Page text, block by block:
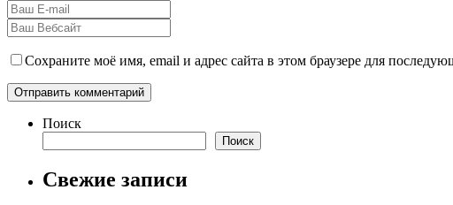
Сохраните моё имя, email и адрес сайта в этом браузере для
Поиск
Поиск
Свежие записи